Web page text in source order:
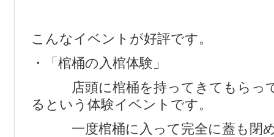
こんなイベントが好評です。
・「棺桶の入棺体験」
店頭に棺桶を持ってきてもらって
るという体験イベントです。
一度棺桶に入って完全に蓋も閉め